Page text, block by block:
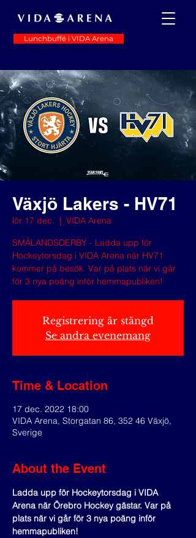
Lunchbuffé i VIDA Arena
Växjö Lakers - HV71
lör 17 dec.
  |
VIDA Arena
SMÅLANDSDERBY - Ladda upp för
Hockeytorsdag i VIDA Arena när HV71
kommer på besök. Var på plats när vi går
för 3 nya poäng inför hemmapubliken!
Registrering är stängd
Se andra evenemang
Time & Location
17 dec. 2022 18:00
VIDA Arena, Storgatan 86, 352 46 Växjö,
Sverige
About the Event
Ladda upp för Hockeytorsdag i VIDA
Arena när Örebro Hockey gästar. Var på
plats när vi går för 3 nya poäng inför
hemmapubliken!